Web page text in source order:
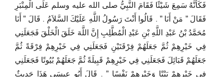
فَكَأَنَّهُ سَمِعَ شَيْئًا فَقَامَ النَّبِيُّ صلى الله عليه وسلم عَلَى الْمِنْبَرِ
فَقَالَ ‏”‏ مَنْ أَنَا ‏”‏ ‏.‏ قَالُوا أَنْتَ رَسُولُ اللَّهِ عَلَيْكَ السَّلاَمُ ‏.‏ قَالَ ‏”‏ أَنَا
مُحَمَّدُ بْنُ عَبْدِ اللَّهِ بْنِ عَبْدِ الْمُطَّلِبِ إِنَّ اللَّهَ خَلَقَ الْخَلْقَ فَجَعَلَنِي
فِي خَيْرِهِمْ ثُمَّ جَعَلَهُمْ فِرْقَتَيْنِ فَجَعَلَنِي فِي خَيْرِهِمْ فِرْقَةً ثُمَّ
جَعَلَهُمْ قَبَائِلَ فَجَعَلَنِي فِي خَيْرِهِمْ قَبِيلَةً ثُمَّ جَعَلَهُمْ بُيُوتًا فَجَعَلَنِي
فِي خَيْرِهِمْ بَيْتًا وَخَيْرِهِمْ نَفْسًا ‏”‏ ‏.‏ قَالَ أَبُو عِيسَى هَذَا حَدِيثٌ